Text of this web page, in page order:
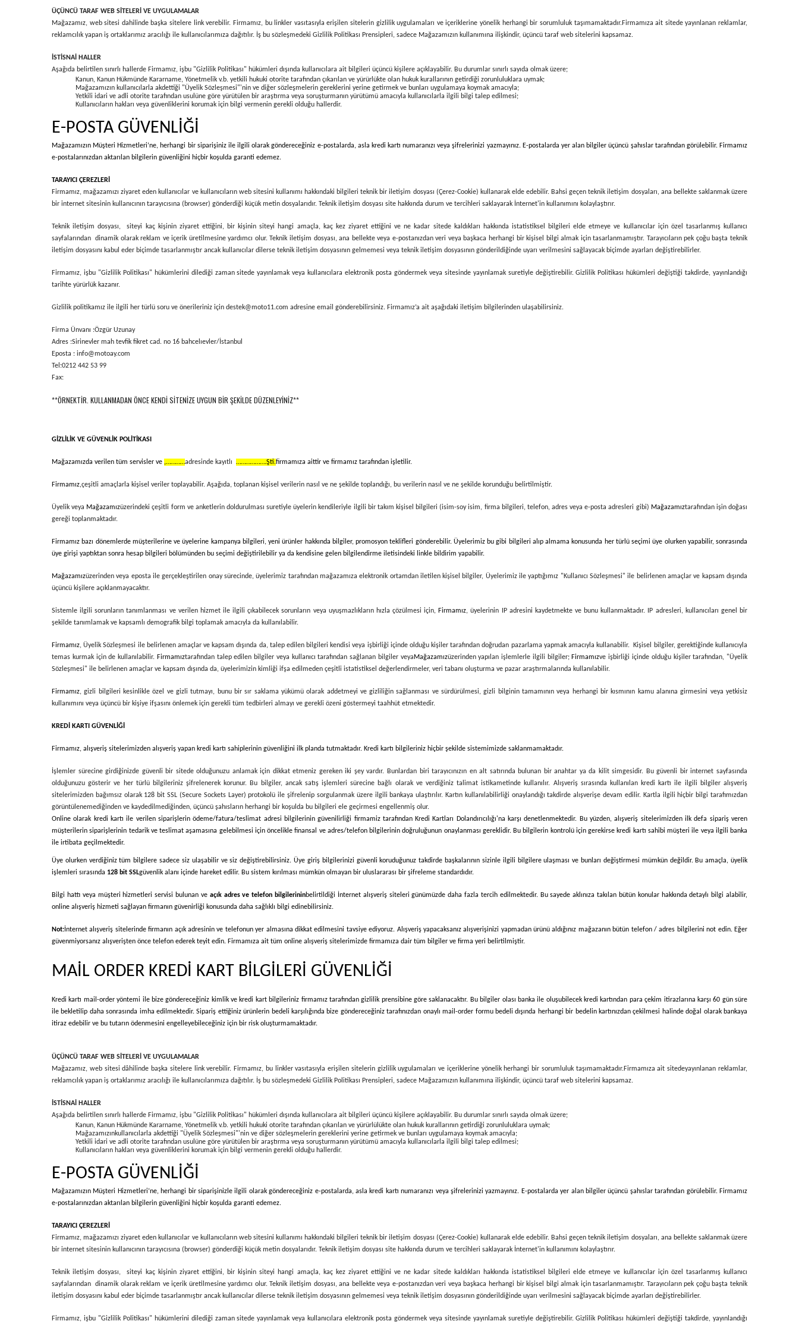
ÜÇÜNCÜ TARAF WEB SİTELERİ VE UYGULAMALAR
Mağazamız, web sitesi dahilinde başka sitelere link verebilir. Firmamız, bu linkler vasıtasıyla erişilen sitelerin gizlilik uygulamaları ve içeriklerine yönelik herhangi bir sorumluluk taşımamaktadır.Firmamıza ait sitedeyayınlanan reklamlar,
reklamcılık yapan iş ortaklarımız aracılığı ile kullanıcılarımıza dağıtılır. İş bu sözleşmedeki Gizlilik Politikası Prensipleri, sadece Mağazamızın kullanımına ilişkindir, üçüncü taraf web sitelerini kapsamaz.
İSTİSNAİ HALLER
Aşağıda belirtilen sınırlı hallerde Firmamız, işbu "Gizlilik Politikası" hükümleri dışında kullanıcılara ait bilgileri üçüncü kişilere açıklayabilir. Bu durumlar sınırlı sayıda olmak üzere;
Kanun, Kanun Hükmünde Kararname, Yönetmelik v.b. yetkili hukuki otorite tarafından çıkarılan ve yürürlükte olan hukuk kurallarının getirdiği zorunluluklara uymak;
Mağazamızın kullanıcılarla akdettiği "Üyelik Sözleşmesi"'nin ve diğer sözleşmelerin gereklerini yerine getirmek ve bunları uygulamaya koymak amacıyla;
Yetkili idari ve adli otorite tarafından usulüne göre yürütülen bir araştırma veya soruşturmanın yürütümü amacıyla kullanıcılarla ilgili bilgi talep edilmesi;
Kullanıcıların hakları veya güvenliklerini korumak için bilgi vermenin gerekli olduğu hallerdir.
E-POSTA GÜVENLİĞİ
Mağazamızın Müşteri Hizmetleri’ne, herhangi bir siparişiniz ile ilgili olarak göndereceğiniz e-postalarda, asla kredi kartı numaranızı veya şifrelerinizi yazmayınız. E-postalarda yer alan bilgiler üçüncü şahıslar tarafından görülebilir. Firmamız
e-postalarınızdan aktarılan bilgilerin güvenliğini hiçbir koşulda garanti edemez.
TARAYICI ÇEREZLERİ
Firmamız, mağazamızı ziyaret eden kullanıcılar ve kullanıcıların web sitesini kullanımı hakkındaki bilgileri teknik bir iletişim dosyası (Çerez-Cookie) kullanarak elde edebilir. Bahsi geçen teknik iletişim dosyaları, ana bellekte saklanmak üzere
bir internet sitesinin kullanıcının tarayıcısına (browser) gönderdiği küçük metin dosyalarıdır. Teknik iletişim dosyası site hakkında durum ve tercihleri saklayarak İnternet'in kullanımını kolaylaştırır.
Teknik iletişim dosyası, siteyi kaç kişinin ziyaret ettiğini, bir kişinin siteyi hangi amaçla, kaç kez ziyaret ettiğini ve ne kadar sitede kaldıkları hakkında istatistiksel bilgileri elde etmeye ve kullanıcılar için özel tasarlanmış kullanıcı
sayfalarından dinamik olarak reklam ve içerik üretilmesine yardımcı olur. Teknik iletişim dosyası, ana bellekte veya e-postanızdan veri veya başkaca herhangi bir kişisel bilgi almak için tasarlanmamıştır. Tarayıcıların pek çoğu başta teknik
iletişim dosyasını kabul eder biçimde tasarlanmıştır ancak kullanıcılar dilerse teknik iletişim dosyasının gelmemesi veya teknik iletişim dosyasının gönderildiğinde uyarı verilmesini sağlayacak biçimde ayarları değiştirebilirler.
Firmamız, işbu "Gizlilik Politikası" hükümlerini dilediği zaman sitede yayınlamak veya kullanıcılara elektronik posta göndermek veya sitesinde yayınlamak suretiyle değiştirebilir. Gizlilik Politikası hükümleri değiştiği takdirde, yayınlandığı
tarihte yürürlük kazanır.
Gizlilik politikamız ile ilgili her türlü soru ve önerileriniz için destek@moto11.com adresine email gönderebilirsiniz. Firmamız’a ait aşağıdaki iletişim bilgilerinden ulaşabilirsiniz.
Firma Ünvanı :Özgür Uzunay
Adres :Sirinevler mah tevfik fikret cad. no 16 bahcelıevler/İstanbul
Eposta : info@motoay.com
Tel:0212 442 53 99
Fax:
**ÖRNEKTİR. KULLANMADAN ÖNCE KENDİ SİTENİZE UYGUN BİR ŞEKİLDE DÜZENLEYİNİZ**
GİZLİLİK VE GÜVENLİK POLİTİKASI
Mağazamızda verilen tüm servisler ve ,…………adresinde kayıtlı ……………….Şti.firmamıza aittir ve firmamız tarafından işletilir.
Firmamız,çeşitli amaçlarla kişisel veriler toplayabilir. Aşağıda, toplanan kişisel verilerin nasıl ve ne şekilde toplandığı, bu verilerin nasıl ve ne şekilde korunduğu belirtilmiştir.
Üyelik veya Mağazamızüzerindeki çeşitli form ve anketlerin doldurulması suretiyle üyelerin kendileriyle ilgili bir takım kişisel bilgileri (isim-soy isim, firma bilgileri, telefon, adres veya e-posta adresleri gibi) Mağazamıztarafından işin doğası
gereği toplanmaktadır.
Firmamız bazı dönemlerde müşterilerine ve üyelerine kampanya bilgileri, yeni ürünler hakkında bilgiler, promosyon teklifleri gönderebilir. Üyelerimiz bu gibi bilgileri alıp almama konusunda her türlü seçimi üye olurken yapabilir, sonrasında
üye girişi yaptıktan sonra hesap bilgileri bölümünden bu seçimi değiştirilebilir ya da kendisine gelen bilgilendirme iletisindeki linkle bildirim yapabilir.
Mağazamızüzerinden veya eposta ile gerçekleştirilen onay sürecinde, üyelerimiz tarafından mağazamıza elektronik ortamdan iletilen kişisel bilgiler, Üyelerimiz ile yaptığımız "Kullanıcı Sözleşmesi" ile belirlenen amaçlar ve kapsam dışında
üçüncü kişilere açıklanmayacaktır.
Sistemle ilgili sorunların tanımlanması ve verilen hizmet ile ilgili çıkabilecek sorunların veya uyuşmazlıkların hızla çözülmesi için, Firmamız, üyelerinin IP adresini kaydetmekte ve bunu kullanmaktadır. IP adresleri, kullanıcıları genel bir
şekilde tanımlamak ve kapsamlı demografik bilgi toplamak amacıyla da kullanılabilir.
Firmamız, Üyelik Sözleşmesi ile belirlenen amaçlar ve kapsam dışında da, talep edilen bilgileri kendisi veya işbirliği içinde olduğu kişiler tarafından doğrudan pazarlama yapmak amacıyla kullanabilir. Kişisel bilgiler, gerektiğinde kullanıcıyla
temas kurmak için de kullanılabilir. Firmamıztarafından talep edilen bilgiler veya kullanıcı tarafından sağlanan bilgiler veya Mağazamızüzerinden yapılan işlemlerle ilgili bilgiler; Firmamızve işbirliği içinde olduğu kişiler tarafından, "Üyelik
Sözleşmesi" ile belirlenen amaçlar ve kapsam dışında da, üyelerimizin kimliği ifşa edilmeden çeşitli istatistiksel değerlendirmeler, veri tabanı oluşturma ve pazar araştırmalarında kullanılabilir.
Firmamız, gizli bilgileri kesinlikle özel ve gizli tutmayı, bunu bir sır saklama yükümü olarak addetmeyi ve gizliliğin sağlanması ve sürdürülmesi, gizli bilginin tamamının veya herhangi bir kısmının kamu alanına girmesini veya yetkisiz
kullanımını veya üçüncü bir kişiye ifşasını önlemek için gerekli tüm tedbirleri almayı ve gerekli özeni göstermeyi taahhüt etmektedir.
KREDİ KARTI GÜVENLİĞİ
Firmamız, alışveriş sitelerimizden alışveriş yapan kredi kartı sahiplerinin güvenliğini ilk planda tutmaktadır. Kredi kartı bilgileriniz hiçbir şekilde sistemimizde saklanmamaktadır.
İşlemler sürecine girdiğinizde güvenli bir sitede olduğunuzu anlamak için dikkat etmeniz gereken iki şey vardır. Bunlardan biri tarayıcınızın en alt satırında bulunan bir anahtar ya da kilit simgesidir. Bu güvenli bir internet sayfasında
olduğunuzu gösterir ve her türlü bilgileriniz şifrelenerek korunur. Bu bilgiler, ancak satış işlemleri sürecine bağlı olarak ve verdiğiniz talimat istikametinde kullanılır. Alışveriş sırasında kullanılan kredi kartı ile ilgili bilgiler alışveriş
sitelerimizden bağımsız olarak 128 bit SSL (Secure Sockets Layer) protokolü ile şifrelenip sorgulanmak üzere ilgili bankaya ulaştırılır. Kartın kullanılabilirliği onaylandığı takdirde alışverişe devam edilir. Kartla ilgili hiçbir bilgi tarafımızdan
görüntülenemediğinden ve kaydedilmediğinden, üçüncü şahısların herhangi bir koşulda bu bilgileri ele geçirmesi engellenmiş olur.
Online olarak kredi kartı ile verilen siparişlerin ödeme/fatura/teslimat adresi bilgilerinin güvenilirliği firmamiz tarafından Kredi Kartları Dolandırıcılığı'na karşı denetlenmektedir. Bu yüzden, alışveriş sitelerimizden ilk defa sipariş veren
müşterilerin siparişlerinin tedarik ve teslimat aşamasına gelebilmesi için öncelikle finansal ve adres/telefon bilgilerinin doğruluğunun onaylanması gereklidir. Bu bilgilerin kontrolü için gerekirse kredi kartı sahibi müşteri ile veya ilgili banka
ile irtibata geçilmektedir.
Üye olurken verdiğiniz tüm bilgilere sadece siz ulaşabilir ve siz değiştirebilirsiniz. Üye giriş bilgilerinizi güvenli koruduğunuz takdirde başkalarının sizinle ilgili bilgilere ulaşması ve bunları değiştirmesi mümkün değildir. Bu amaçla, üyelik
işlemleri sırasında 128 bit SSLgüvenlik alanı içinde hareket edilir. Bu sistem kırılması mümkün olmayan bir uluslararası bir şifreleme standardıdır.
Bilgi hattı veya müşteri hizmetleri servisi bulunan ve açık adres ve telefon bilgilerininbelirtildiği İnternet alışveriş siteleri günümüzde daha fazla tercih edilmektedir. Bu sayede aklınıza takılan bütün konular hakkında detaylı bilgi alabilir,
online alışveriş hizmeti sağlayan firmanın güvenirliği konusunda daha sağlıklı bilgi edinebilirsiniz.
Not: İnternet alışveriş sitelerinde firmanın açık adresinin ve telefonun yer almasına dikkat edilmesini tavsiye ediyoruz. Alışveriş yapacaksanız alışverişinizi yapmadan ürünü aldığınız mağazanın bütün telefon / adres bilgilerini not edin. Eğer
güvenmiyorsanız alışverişten önce telefon ederek teyit edin. Firmamıza ait tüm online alışveriş sitelerimizde firmamıza dair tüm bilgiler ve firma yeri belirtilmiştir.
MAİL ORDER KREDİ KART BİLGİLERİ GÜVENLİĞİ
Kredi kartı mail-order yöntemi ile bize göndereceğiniz kimlik ve kredi kart bilgileriniz firmamız tarafından gizlilik prensibine göre saklanacaktır. Bu bilgiler olası banka ile oluşubilecek kredi kartından para çekim itirazlarına karşı 60 gün süre
ile bekletilip daha sonrasında imha edilmektedir. Sipariş ettiğiniz ürünlerin bedeli karşılığında bize göndereceğiniz tarafınızdan onaylı mail-order formu bedeli dışında herhangi bir bedelin kartınızdan çekilmesi halinde doğal olarak bankaya
itiraz edebilir ve bu tutarın ödenmesini engelleyebileceğiniz için bir risk oluşturmamaktadır.
ÜÇÜNCÜ TARAF WEB SİTELERİ VE UYGULAMALAR
Mağazamız, web sitesi dâhilinde başka sitelere link verebilir. Firmamız, bu linkler vasıtasıyla erişilen sitelerin gizlilik uygulamaları ve içeriklerine yönelik herhangi bir sorumluluk taşımamaktadır.Firmamıza ait sitedeyayınlanan reklamlar,
reklamcılık yapan iş ortaklarımız aracılığı ile kullanıcılarımıza dağıtılır. İş bu sözleşmedeki Gizlilik Politikası Prensipleri, sadece Mağazamızın kullanımına ilişkindir, üçüncü taraf web sitelerini kapsamaz.
İSTİSNAİ HALLER
Aşağıda belirtilen sınırlı hallerde Firmamız, işbu "Gizlilik Politikası" hükümleri dışında kullanıcılara ait bilgileri üçüncü kişilere açıklayabilir. Bu durumlar sınırlı sayıda olmak üzere;
Kanun, Kanun Hükmünde Kararname, Yönetmelik v.b. yetkili hukuki otorite tarafından çıkarılan ve yürürlülükte olan hukuk kurallarının getirdiği zorunluluklara uymak;
Mağazamızınkullanıcılarla akdettiği "Üyelik Sözleşmesi"'nin ve diğer sözleşmelerin gereklerini yerine getirmek ve bunları uygulamaya koymak amacıyla;
Yetkili idari ve adli otorite tarafından usulüne göre yürütülen bir araştırma veya soruşturmanın yürütümü amacıyla kullanıcılarla ilgili bilgi talep edilmesi;
Kullanıcıların hakları veya güvenliklerini korumak için bilgi vermenin gerekli olduğu hallerdir.
E-POSTA GÜVENLİĞİ
Mağazamızın Müşteri Hizmetleri’ne, herhangi bir siparişinizle ilgili olarak göndereceğiniz e-postalarda, asla kredi kartı numaranızı veya şifrelerinizi yazmayınız. E-postalarda yer alan bilgiler üçüncü şahıslar tarafından görülebilir. Firmamız
e-postalarınızdan aktarılan bilgilerin güvenliğini hiçbir koşulda garanti edemez.
TARAYICI ÇEREZLERİ
Firmamız, mağazamızı ziyaret eden kullanıcılar ve kullanıcıların web sitesini kullanımı hakkındaki bilgileri teknik bir iletişim dosyası (Çerez-Cookie) kullanarak elde edebilir. Bahsi geçen teknik iletişim dosyaları, ana bellekte saklanmak üzere
bir internet sitesinin kullanıcının tarayıcısına (browser) gönderdiği küçük metin dosyalarıdır. Teknik iletişim dosyası site hakkında durum ve tercihleri saklayarak İnternet'in kullanımını kolaylaştırır.
Teknik iletişim dosyası, siteyi kaç kişinin ziyaret ettiğini, bir kişinin siteyi hangi amaçla, kaç kez ziyaret ettiğini ve ne kadar sitede kaldıkları hakkında istatistiksel bilgileri elde etmeye ve kullanıcılar için özel tasarlanmış kullanıcı
sayfalarından dinamik olarak reklam ve içerik üretilmesine yardımcı olur. Teknik iletişim dosyası, ana bellekte veya e-postanızdan veri veya başkaca herhangi bir kişisel bilgi almak için tasarlanmamıştır. Tarayıcıların pek çoğu başta teknik
iletişim dosyasını kabul eder biçimde tasarlanmıştır ancak kullanıcılar dilerse teknik iletişim dosyasının gelmemesi veya teknik iletişim dosyasının gönderildiğinde uyarı verilmesini sağlayacak biçimde ayarları değiştirebilirler.
Firmamız, işbu "Gizlilik Politikası" hükümlerini dilediği zaman sitede yayınlamak veya kullanıcılara elektronik posta göndermek veya sitesinde yayınlamak suretiyle değiştirebilir. Gizlilik Politikası hükümleri değiştiği takdirde, yayınlandığı